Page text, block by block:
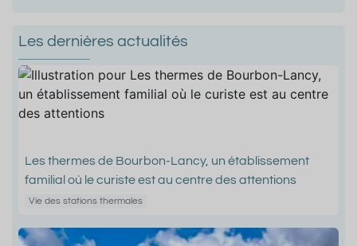
Les dernières actualités
Les thermes de Bourbon-Lancy, un établissement
familial où le curiste est au centre des attentions
Vie des stations thermales